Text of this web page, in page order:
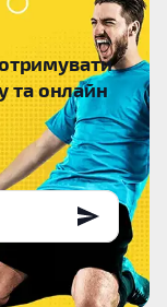
та онлайн